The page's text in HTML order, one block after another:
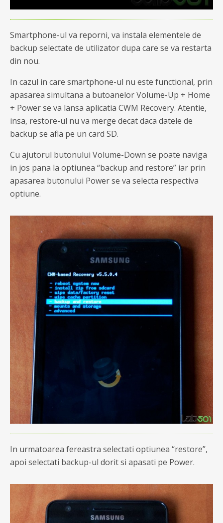
Smartphone-ul va reporni, va instala elementele de
backup selectate de utilizator dupa care se va restarta
din nou.
In cazul in care smartphone-ul nu este functional, prin
apasarea simultana a butoanelor Volume-Up + Home
+ Power se va lansa aplicatia CWM Recovery. Atentie,
insa, restore-ul nu va merge decat daca datele de
backup se afla pe un card SD.
Cu ajutorul butonului Volume-Down se poate naviga
in jos pana la optiunea “backup and restore” iar prin
apasarea butonului Power se va selecta respectiva
optiune.
In urmatoarea fereastra selectati optiunea “restore”,
apoi selectati backup-ul dorit si apasati pe Power.